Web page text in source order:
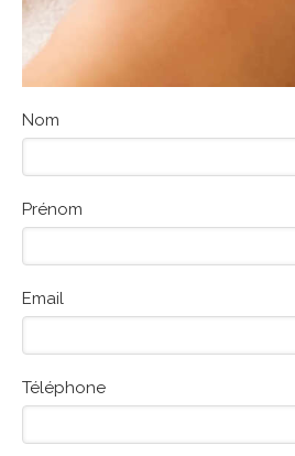
Nom
Prénom
Email
Téléphone